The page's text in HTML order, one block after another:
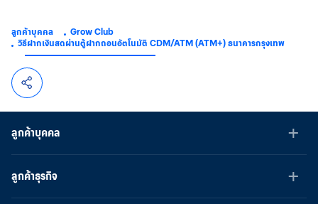
ลูกค้าบุคคล
Grow Club
วิธีฝากเงินสดผ่านตู้ฝากถอนอัตโนมัติ CDM/ATM (ATM+) ธนาคารกรุงเทพ
ลูกค้าบุคคล
ลูกค้าธุรกิจ